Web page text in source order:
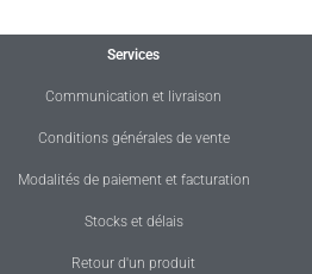
Services
Communication et livraison
Conditions générales de vente
Modalités de paiement et facturation
Stocks et délais
Retour d'un produit